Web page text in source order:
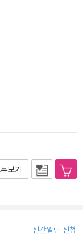
보기
신간알림 신청